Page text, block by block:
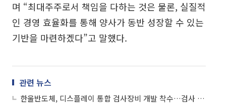
며 “최대주주로서 책임을 다하는 것은 물론, 실질적
인 경영 효율화를 통해 양사가 동반 성장할 수 있는
기반을 마련하겠다”고 말했다.
관련 뉴스
한울반도체, 디스플레이 통합 검사장비 개발 착수…검사 공정 고도화 대응